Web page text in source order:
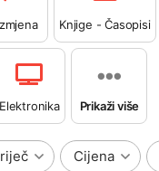
Knjige - Časopisi
Elektronika Prikaži više
Cijena